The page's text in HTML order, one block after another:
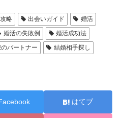
略 出会いガイド
婚活
婚活の失敗例
婚活成功法
パートナー 結婚相手探し
はてブ